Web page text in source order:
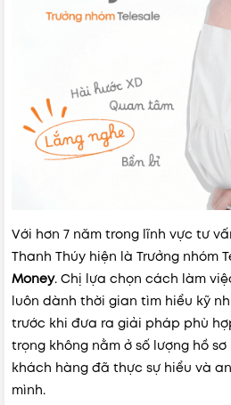
Với hơn 7 năm trong lĩnh vực tư
Thanh Thúy hiện là Trưởng nhóm
Money. Chị lựa chọn cách làm
luôn dành thời gian tìm hiểu kỹ
trước khi đưa ra giải pháp phù
trọng không nằm ở số lượng hồ
khách hàng đã thực sự hiểu và
mình.